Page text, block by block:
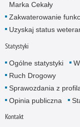
Marka Cekały
Zakwaterowanie
Uzyskaj status
Statystyki
Ogólne statystyki
Ruch Drogowy
Sprawozdania z
Opinia publiczna
Kontakt